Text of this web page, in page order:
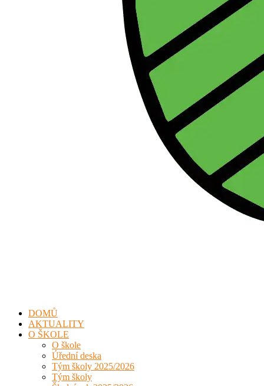
DOMŮ
AKTUALITY
O ŠKOLE
O škole
Úřední deska
Tým školy 2025/2026
Tým školy